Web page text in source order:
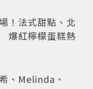
！法式甜點、北
爆紅檸檬蛋糕熱
、Melinda、